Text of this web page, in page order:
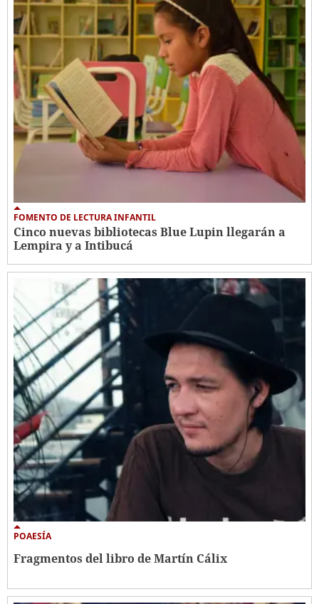
FOMENTO DE LECTURA INFANTIL
Cinco nuevas bibliotecas Blue Lupin llegarán a
Lempira y a Intibucá
POAESÍA
Fragmentos del libro de Martín Cálix